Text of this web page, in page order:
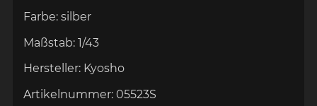
Farbe: silber
Maßstab: 1/43
Hersteller: Kyosho
Artikelnummer: 05523S